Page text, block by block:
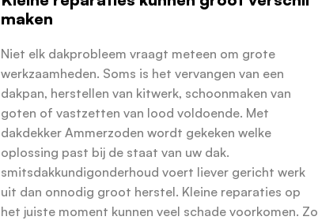
maken
Niet elk dakprobleem vraagt meteen om grote
werkzaamheden. Soms is het vervangen van een
dakpan, herstellen van kitwerk, schoonmaken van
goten of vastzetten van lood voldoende. Met
dakdekker Ammerzoden wordt gekeken welke
oplossing past bij de staat van uw dak.
smitsdakkundigonderhoud voert liever gericht werk
uit dan onnodig groot herstel. Kleine reparaties op
het juiste moment kunnen veel schade voorkomen. Zo